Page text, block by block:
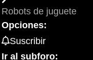
Robots de juguete
Opciones:
Suscribir
Ir al subforo: